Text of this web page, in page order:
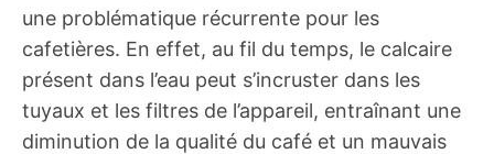
une problématique récurrente pour les
cafetières. En effet, au fil du temps, le calcaire
présent dans l’eau peut s’incruster dans les
tuyaux et les filtres de l’appareil, entraînant une
diminution de la qualité du café et un mauvais